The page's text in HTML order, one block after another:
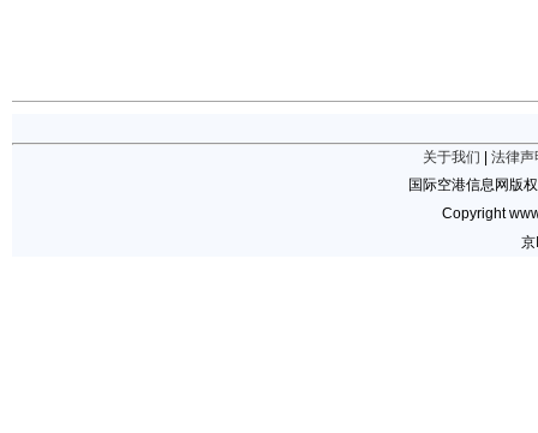
关于我们
法律声
国际空港信息网版
Copyright